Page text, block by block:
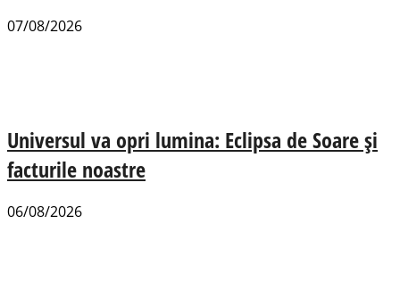
07/08/2026
Universul va opri lumina: Eclipsa de Soare și
facturile noastre
06/08/2026